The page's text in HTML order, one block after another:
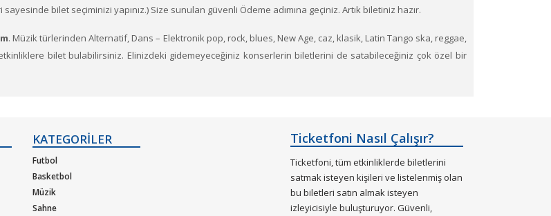
bilet seçiminizi yapınız.) Size sunulan güvenli Ödeme adımına geçiniz. Artık biletiniz hazır.
. Müzik türlerinden Alternatif, Dans – Elektronik pop, rock, blues, New Age, caz, klasik, Latin Tango ska, reggae,
bilet bulabilirsiniz. Elinizdeki gidemeyeceğiniz konserlerin biletlerini de satabileceğiniz çok özel bir
KATEGORİLER
Futbol
Basketbol
Müzik
Sahne
Ticketfoni Nasıl Çalışır?
Ticketfoni, tüm etkinliklerde biletlerini
satmak isteyen kişileri ve listelenmiş olan
bu biletleri satın almak isteyen
izleyicisiyle buluşturuyor. Güvenli,